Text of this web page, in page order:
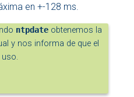
en +-128 ms.
ntpdate obtenemos la
y nos informa de que el